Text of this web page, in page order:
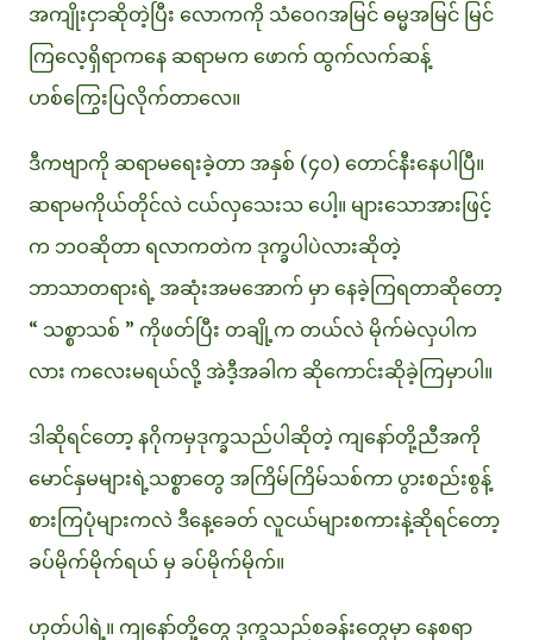
အကျိုးငှာဆိုတဲ့ပြီး လောကကို သံဝေဂအမြင် ဓမ္မအမြင် မြင်
ကြလေ့ရှိရာကနေ ဆရာမက ဖောက် ထွက်လက်ဆန့်
ဟစ်ကြွေးပြလိုက်တာလေ။
ဒီကဗျာကို ဆရာမရေးခဲ့တာ အနှစ် (၄၀) တောင်နီးနေပါပြီ။
ဆရာမကိုယ်တိုင်လဲ ငယ်လှသေးသ ပေါ့။ များသောအားဖြင့်
က ဘဝဆိုတာ ရလာကတဲက ဒုက္ခပါပဲလားဆိုတဲ့
ဘာသာတရားရဲ့ အဆုံးအမအောက် မှာ နေခဲ့ကြရတာဆိုတော့
“ သစ္စာသစ် ” ကိုဖတ်ပြီး တချို့က တယ်လဲ မိုက်မဲလှပါက
လား ကလေးမရယ်လို့ အဲဒီ့အခါက ဆိုကောင်းဆိုခဲ့ကြမှာပါ။
ဒါဆိုရင်တော့ နဂိုကမှဒုက္ခသည်ပါဆိုတဲ့ ကျနော်တို့ညီအကို
မောင်နှမများရဲ့သစ္စာတွေ အကြိမ်ကြိမ်သစ်ကာ ပွားစည်းစွန့်
စားကြပုံများကလဲ ဒီနေ့ခေတ် လူငယ်များစကားနဲ့ဆိုရင်တော့
ခပ်မိုက်မိုက်ရယ် မှ ခပ်မိုက်မိုက်။
ဟုတ်ပါရဲ့။ ကျနော်တို့တွေ ဒုက္ခသည်စခန်းတွေမှာ နေစရာ